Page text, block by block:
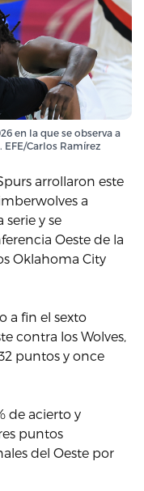
en la que se observa a
Carlos Ramírez
arrollaron este
a
y se
Oeste de la
Oklahoma City
a fin el sexto
contra los Wolves,
puntos y once
de acierto y
puntos
del Oeste por